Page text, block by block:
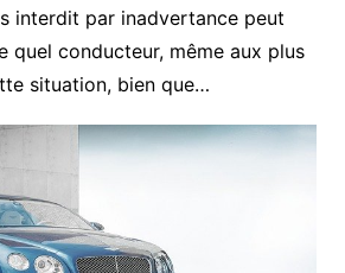
interdit par inadvertance peut
quel conducteur, même aux plus
situation, bien que…